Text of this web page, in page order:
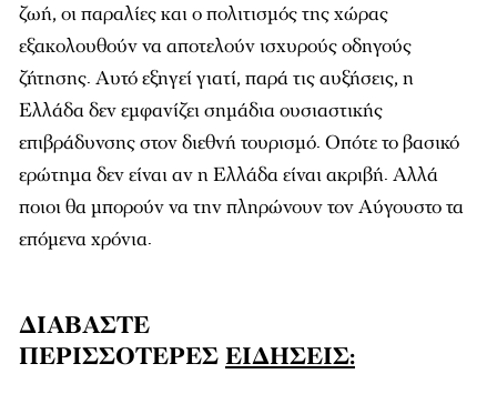
ζωή, οι παραλίες και ο πολιτισμός της χώρας
εξακολουθούν να αποτελούν ισχυρούς οδηγούς
ζήτησης. Αυτό εξηγεί γιατί, παρά τις αυξήσεις, η
Ελλάδα δεν εμφανίζει σημάδια ουσιαστικής
επιβράδυνσης στον διεθνή τουρισμό. Οπότε το βασικό
ερώτημα δεν είναι αν η Ελλάδα είναι ακριβή. Αλλά
ποιοι θα μπορούν να την πληρώνουν τον Αύγουστο τα
επόμενα χρόνια.
ΔΙΑΒΑΣΤΕ
ΠΕΡΙΣΣΟΤΕΡΕΣ ΕΙΔΗΣΕΙΣ: